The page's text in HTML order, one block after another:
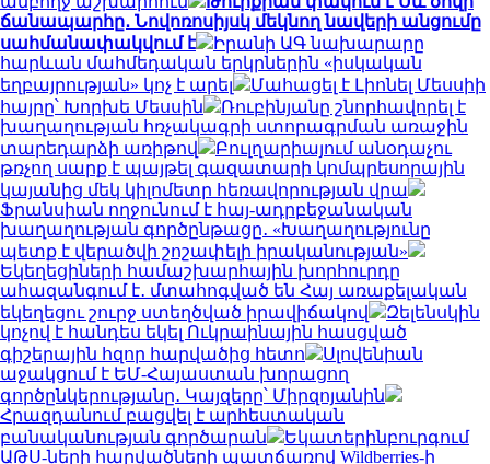
ճանապարհը․ Նովոռոսիյսկ մեկնող նավերի անցումը
սահմանափակվում է
Իրանի ԱԳ նախարարը
հարևան մահմեդական երկրներին «իսկական
եղբայրության» կոչ է արել
Մահացել է Լիոնել Մեսսիի
հայրը՝ Խորխե Մեսսին
Ռուբինյանը շնորհավորել է
խաղաղության հռչակագրի ստորագրման առաջին
տարեդարձի առիթով
Բուլղարիայում անօդաչու
թռչող սարք է պայթել գազատարի կոմպրեսորային
կայանից մեկ կիլոմետր հեռավորության վրա
Ֆրանսիան ողջունում է հայ-ադրբեջանական
խաղաղության գործընթացը․ «Խաղաղությունը
պետք է վերածվի շոշափելի իրականության»
Եկեղեցիների համաշխարհային խորհուրդը
ահազանգում է․ մտահոգված են Հայ առաքելական
եկեղեցու շուրջ ստեղծված իրավիճակով
Զելենսկին
կոչով է հանդես եկել Ուկրաինային հասցված
գիշերային հզոր հարվածից հետո
Սլովենիան
աջակցում է ԵՄ-Հայաստան խորացող
գործընկերությանը․ Կայզերը՝ Միրզոյանին
Հրազդանում բացվել է արհեստական
բանականության գործարան
Եկատերինբուրգում
ԱԹՍ-ների հարվածների պատճառով Wildberries-ի